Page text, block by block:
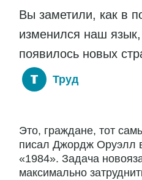
Вы заметили, как в
изменился наш язык,
появилось новых
Труд
Это, граждане, тот
писал Джордж Оруэлл
«1984». Задача
максимально